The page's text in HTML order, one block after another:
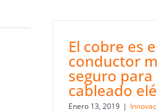
El cobre es
conductor
seguro para
cableado
Enero 13, 2019 |